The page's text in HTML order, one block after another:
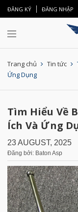
ĐĂNG KÝ ĐĂNG NHẬP
Trang chủ Tin tức
Ứng Dụng
Tìm Hiểu Về
Ích Và Ứng
23 AUGUST, 2025
Đăng bởi: Baton Asp